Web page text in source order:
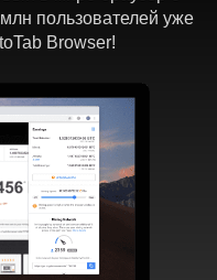
пользователей уже
Browser!